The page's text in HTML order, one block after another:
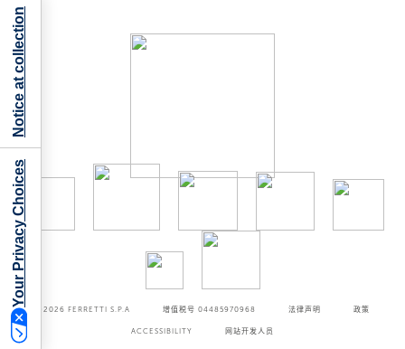
©2026 FERRETTI S.P.A 增值税号 04485970968 法律声明 政策
ACCESSIBILITY 网站开发人员
Your Privacy Choices
Notice at collection